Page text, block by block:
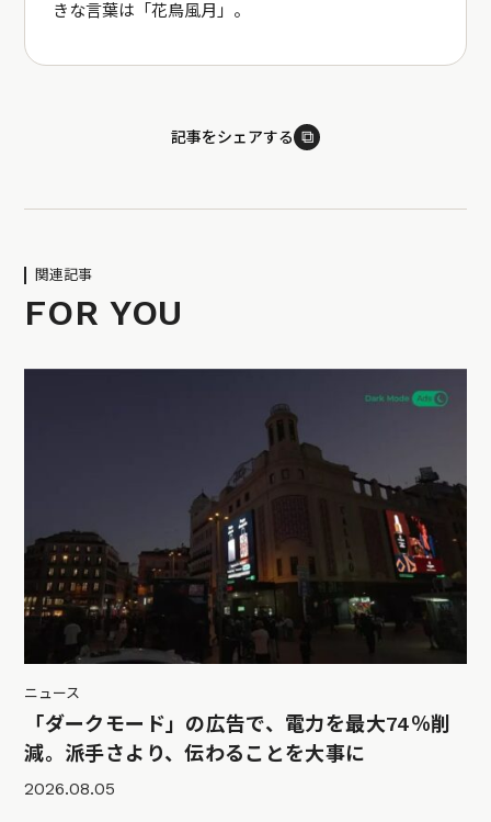
きな言葉は「花鳥風月」。
記事をシェアする ⧉
関連記事
FOR YOU
ニュース
「ダークモード」の広告で、電力を最大74％削
減。派手さより、伝わることを大事に
2026.08.05